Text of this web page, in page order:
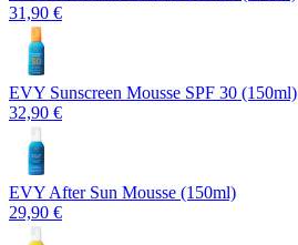
31,90 €
EVY Sunscreen Mousse SPF 30 (150ml)
32,90 €
EVY After Sun Mousse (150ml)
29,90 €